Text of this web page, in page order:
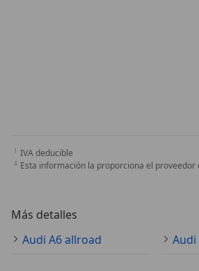
IVA deducible
Esta información la proporciona el proveedor
Más detalles
Audi A6 allroad